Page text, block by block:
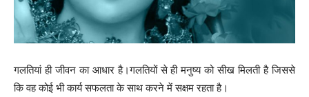
गलतियां ही जीवन का आधार है।गलतियों से ही मनुष्य को सीख मिलती है जिससे
कि वह कोई भी कार्य सफलता के साथ करने में सक्षम रहता है।